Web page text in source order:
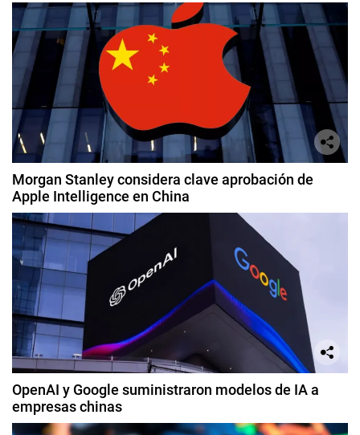
Morgan Stanley considera clave aprobación de
Apple Intelligence en China
OpenAI y Google suministraron modelos de IA a
empresas chinas